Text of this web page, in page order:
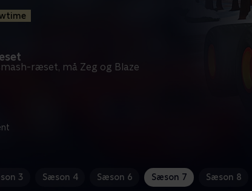
ræset, må Zeg og Blaze
3 Sæson 4 Sæson 6 Sæson 7 Sæson 8